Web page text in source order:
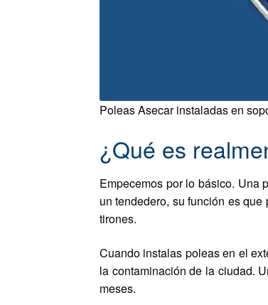
Poleas Asecar instaladas en
¿Qué es
Empecemos por lo básico. Una
un tendedero, su función es
tirones.
Cuando instalas poleas en el
la contaminación de la ciudad.
meses.